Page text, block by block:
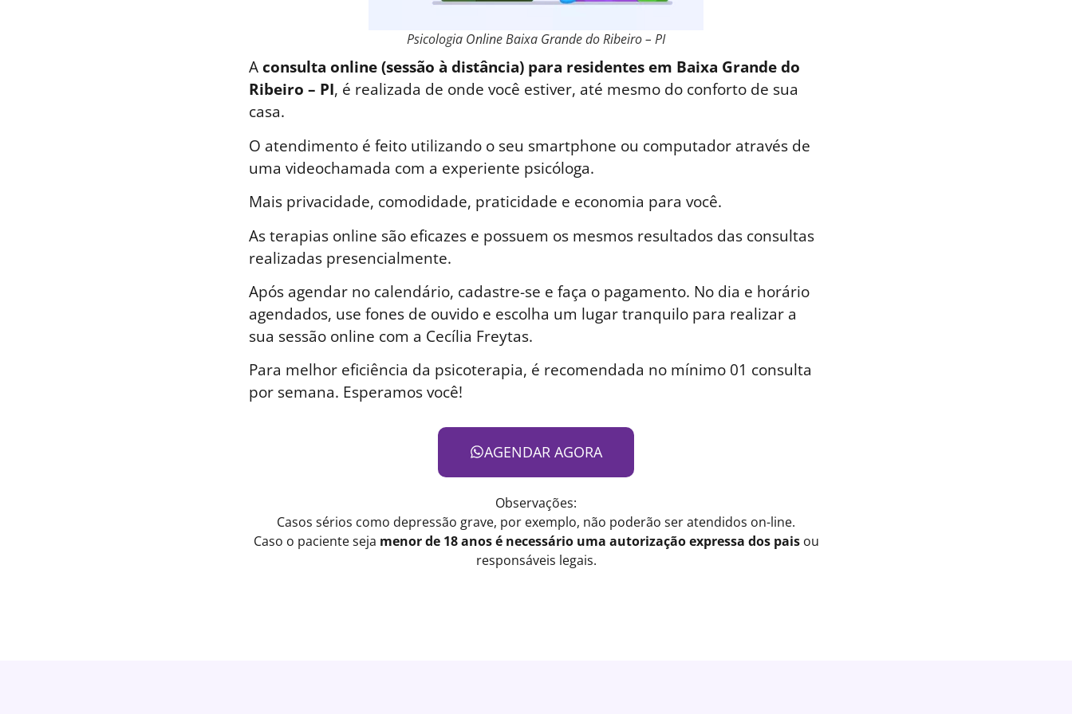
Psicologia Online Baixa Grande do Ribeiro – PI
Aconsulta online (sessão à distância) para residentes em Baixa Grande do
Ribeiro – PI, é realizada de onde você estiver, até mesmo do conforto de sua
casa.
O atendimento é feito utilizando o seu smartphone ou computador através de
uma videochamada com a experiente psicóloga.
Mais privacidade, comodidade, praticidade e economia para você.
As terapias online são eficazes e possuem os mesmos resultados das consultas
realizadas presencialmente.
Após agendar no calendário, cadastre-se e faça o pagamento. No dia e horário
agendados, use fones de ouvido e escolha um lugar tranquilo para realizar a
sua sessão online com a Cecília Freytas.
Para melhor eficiência da psicoterapia, é recomendada no mínimo 01 consulta
por semana. Esperamos você!
AGENDAR AGORA
Observações:
Casos sérios como depressão grave, por exemplo, não poderão ser atendidos on-line.
Caso o paciente seja menor de 18 anos é necessário uma autorização expressa dos paisou
responsáveis legais.